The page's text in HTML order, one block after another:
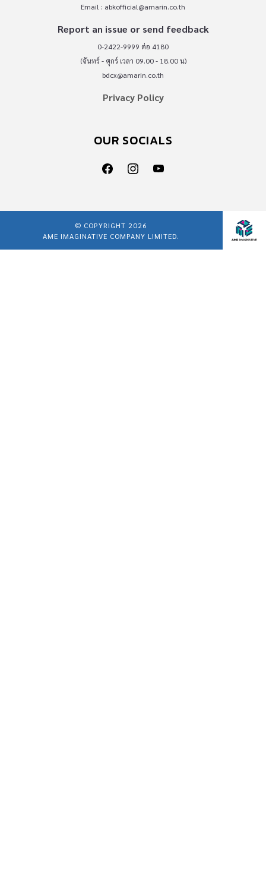
Email : abkofficial@amarin.co.th
Report an issue or send feedback
0-2422-9999 ต่อ 4180
(จันทร์ - ศุกร์ เวลา 09.00 - 18.00 น)
bdcx@amarin.co.th
Privacy Policy
OUR SOCIALS
© COPYRIGHT 2026
AME IMAGINATIVE COMPANY LIMITED.